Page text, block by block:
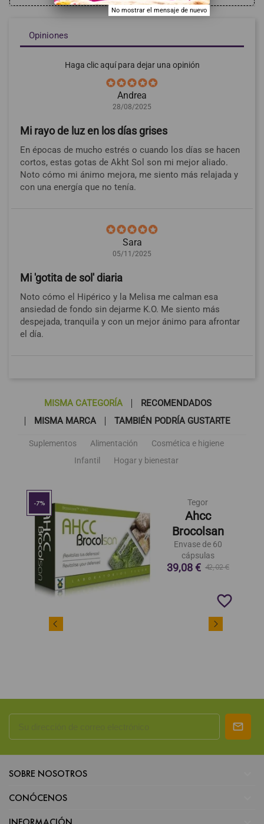
Opiniones
Haga clic aquí para dejar una opinión
Andrea
28/08/2025
Mi rayo de luz en los días grises
En épocas de mucho estrés o cuando los días se hacen
cortos, estas gotas de Akht Sol son mi mejor aliado.
Noto cómo mi ánimo mejora, me siento más relajada y
con una energía que no tenía.
Sara
05/11/2025
Mi 'gotita de sol' diaria
Noto cómo el Hipérico y la Melisa me calman esa
ansiedad de fondo sin dejarme K.O. Me siento más
despejada, tranquila y con un mejor ánimo para afrontar
el día.
MISMA CATEGORÍA
RECOMENDADOS
MISMA MARCA
TAMBIÉN PODRÍA GUSTARTE
Suplementos Alimentación
Cosmética e higiene
Infantil
Hogar y bienestar
-7% Tegor
Ahcc
Brocolsan
Envase de 60
cápsulas
39,08 € 42,02 €
favorite_border
SOBRE NOSOTROS
CONÓCENOS
No mostrar el mensaje de nuevo